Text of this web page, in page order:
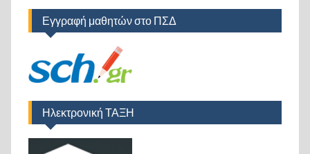
Εγγραφή μαθητών στο ΠΣΔ
Ηλεκτρονική ΤΑΞΗ